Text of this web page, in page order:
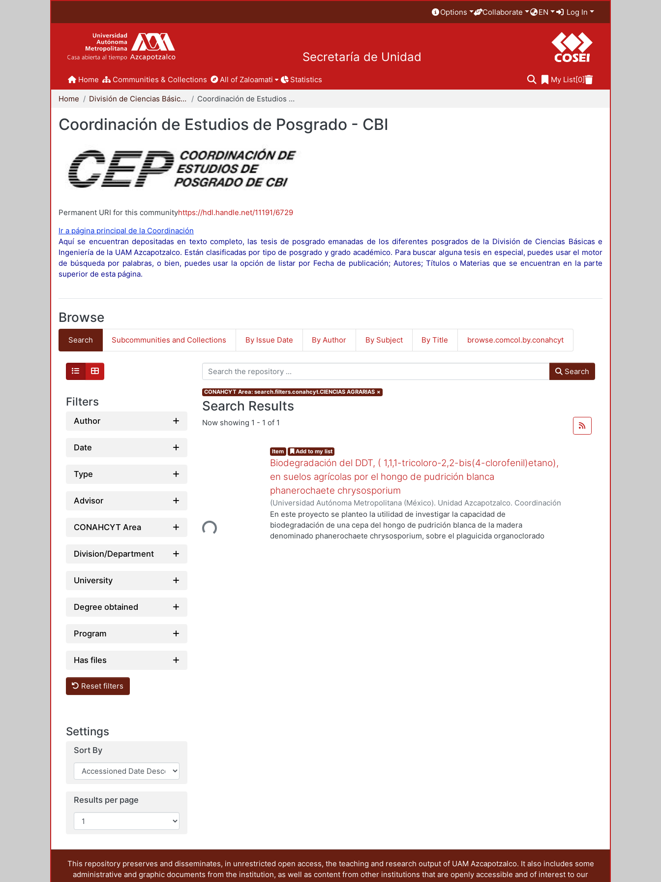
Options Collaborate EN Log In
Secretaría de Unidad
Home Communities & Collections All of Zaloamati Statistics My List[0]
Home División de Ciencias Básicas e Ingeniería Coordinación de Estudios de Posgrado - CBI
Coordinación de Estudios de Posgrado - CBI
Permanent URI for this communityhttps://hdl.handle.net/11191/6729
Ir a página principal de la Coordinación
Aquí se encuentran depositadas en texto completo, las tesis de posgrado emanadas de los diferentes posgrados de la División de Ciencias Básicas e
Ingeniería de la UAM Azcapotzalco. Están clasificadas por tipo de posgrado y grado académico. Para buscar alguna tesis en especial, puedes usar el motor
de búsqueda por palabras, o bien, puedes usar la opción de listar por Fecha de publicación; Autores; Títulos o Materias que se encuentran en la parte
superior de esta página.
Browse
Search Subcommunities and Collections By Issue Date By Author By Subject By Title browse.comcol.by.conahcyt
Filters
Author
Date
Type
Advisor
CONAHCYT Area
Division/Department
University
Degree obtained
Program
Has files
Reset filters
Settings
Sort By
Results per page
Search
CONAHCYT Area: search.filters.conahcyt.CIENCIAS AGRARIAS ×
Search Results
Now showing 1 - 1 of 1
Loading...
Item Add to my list
Biodegradación del DDT, ( 1,1,1-tricoloro-2,2-bis(4-clorofenil)etano),
en suelos agrícolas por el hongo de pudrición blanca
phanerochaete chrysosporium
(Universidad Autónoma Metropolitana (México). Unidad Azcapotzalco. Coordinación
de Servicios de Información. ,2003-06 )Cruz Colín, María del Rocío
En este proyecto se planteo la utilidad de investigar la capacidad de
biodegradación de una cepa del hongo de pudrición blanca de la madera
denominado phanerochaete chrysosporium, sobre el plaguicida organoclorado
This repository preserves and disseminates, in unrestricted open access, the teaching and research output of UAM Azcapotzalco. It also includes some
administrative and graphic documents from the institution, as well as content from other institutions that are openly accessible and of interest to our